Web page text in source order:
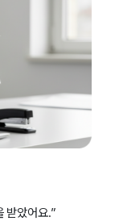
받았어요.”